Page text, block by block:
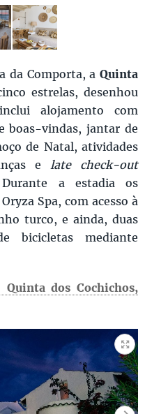
da Comporta, a Quinta
estrelas, desenhou
alojamento com
boas-vindas, jantar de
de Natal, atividades
e late check-out
Durante a estadia os
Spa, com acesso à
turco, e ainda, duas
bicicletas mediante
dos Cochichos,